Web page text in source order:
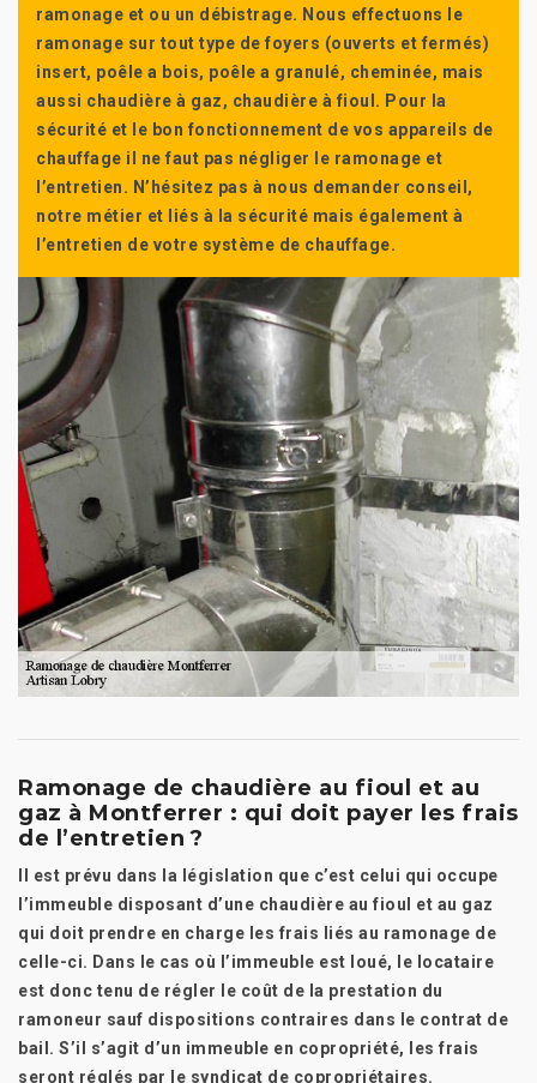
ramonage et ou un débistrage. Nous effectuons le
ramonage sur tout type de foyers (ouverts et fermés)
insert, poêle a bois, poêle a granulé, cheminée, mais
aussi chaudière à gaz, chaudière à fioul. Pour la
sécurité et le bon fonctionnement de vos appareils de
chauffage il ne faut pas négliger le ramonage et
l’entretien. N’hésitez pas à nous demander conseil,
notre métier et liés à la sécurité mais également à
l’entretien de votre système de chauffage.
Ramonage de chaudière au fioul et au
gaz à Montferrer : qui doit payer les frais
de l’entretien ?
Il est prévu dans la législation que c’est celui qui occupe
l’immeuble disposant d’une chaudière au fioul et au gaz
qui doit prendre en charge les frais liés au ramonage de
celle-ci. Dans le cas où l’immeuble est loué, le locataire
est donc tenu de régler le coût de la prestation du
ramoneur sauf dispositions contraires dans le contrat de
bail. S’il s’agit d’un immeuble en copropriété, les frais
seront réglés par le syndicat de copropriétaires.